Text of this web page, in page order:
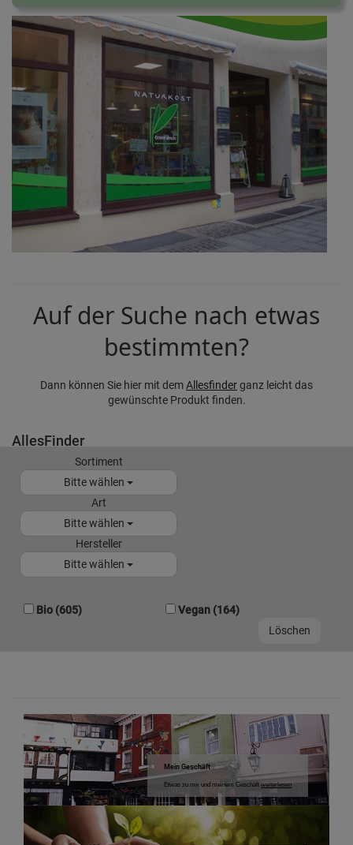
Auf der Suche nach etwas
bestimmten?
Dann können Sie hier mit demAllesfinderganz leicht das
gewünschte Produkt finden.
AllesFinder
Sortiment
Bitte wählen
Art
Bitte wählen
Hersteller
Bitte wählen
Bio (605) Vegan (164)
Mein Geschäft
Etwas zu mir und meinem Geschäftweiterlesen